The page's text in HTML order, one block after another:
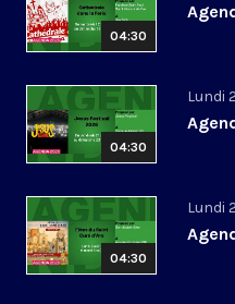
04:30
04:30
Lundi
04:30
Lundi